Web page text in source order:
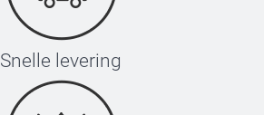
Snelle levering